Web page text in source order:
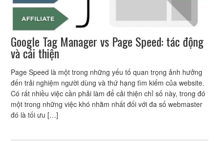
Google Tag Manager vs Page Speed: tác động
và cải thiện
Page Speed là một trong những yếu tố quan trọng ảnh hưởng
đến trải nghiệm người dùng và thứ hạng tìm kiếm của website.
Có rất nhiều việc cần phải làm để cải thiện chỉ số này, trong đó
một trong những việc khó nhằm nhất đối với đa số webmaster
đó là tối ưu […]